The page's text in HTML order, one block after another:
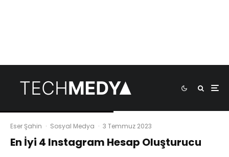
Eser Şahin · Sosyal Medya · 3 Temmuz 2023
En İyi 4 Instagram Hesap Oluşturucu